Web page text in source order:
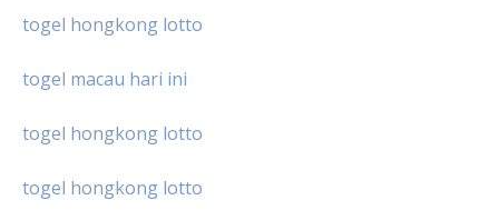
togel hongkong lotto
togel macau hari ini
togel hongkong lotto
togel hongkong lotto